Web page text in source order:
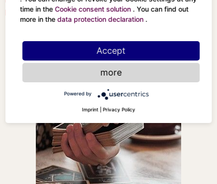
Der Turmtime in theCookie consent solution . You can find out
more in thedata protection declaration .
Accept
more
Powered by
Imprint Privacy Policy